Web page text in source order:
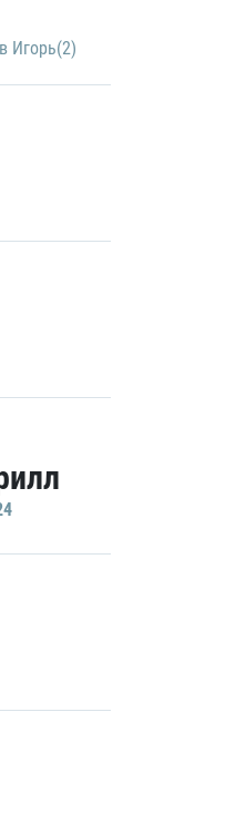
Игорь(2)